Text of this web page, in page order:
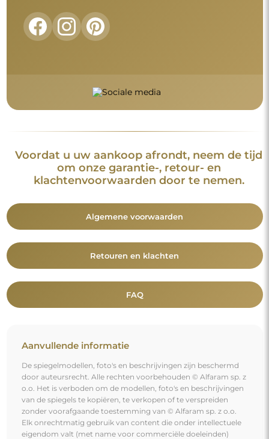
Voordat u uw aankoop afrondt, neem de tijd
om onze garantie-, retour- en
klachtenvoorwaarden door te nemen.
Algemene voorwaarden
Retouren en klachten
FAQ
Aanvullende informatie
De spiegelmodellen, foto's en beschrijvingen zijn beschermd
door auteursrecht. Alle rechten voorbehouden © Alfaram sp. z
o.o. Het is verboden om de modellen, foto's en beschrijvingen
van de spiegels te kopiëren, te verkopen of te verspreiden
zonder voorafgaande toestemming van © Alfaram sp. z o.o.
Elk onrechtmatig gebruik van content die onder intellectuele
eigendom valt (met name voor commerciële doeleinden)